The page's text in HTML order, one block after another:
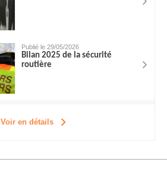
Publié le 29/05/2026
Bilan 2025 de la sécurité
routière
Voir en détails